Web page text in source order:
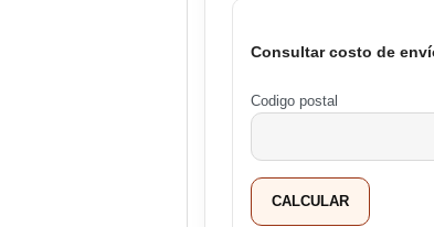
Consultar costo de
Codigo postal
CALCULAR